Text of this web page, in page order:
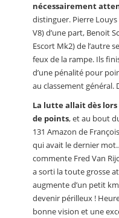
nécessairement
distinguer. Pierre
V8) d’une part, Benoit
Escort Mk2) de l’autre
feux de la rampe. Ils
d’une pénalité pour
au classement général.
La lutte allait dès
de points, et au bout
131 Amazon de
qui avait le dernier
commente Fred Van
a sorti la toute grosse
augmente d’un petit
devenir périlleux !
bonne vision et une